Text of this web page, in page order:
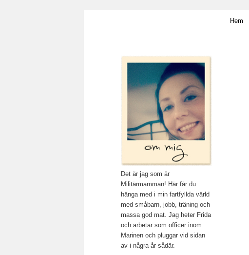
Mamma, militär och märkbart obekväm
Hem
Det är jag som är
Militärmamman! Här får du
hänga med i min fartfyllda värld
med småbarn, jobb, träning och
massa god mat. Jag heter Frida
och arbetar som officer inom
Marinen och pluggar vid sidan
av i några år sådär.